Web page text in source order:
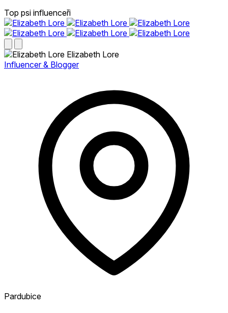
Top psi influenceři
Elizabeth Lore
Influencer & Blogger
Pardubice